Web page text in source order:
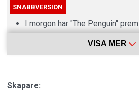
SNABBVERSION
I morgon har "The Penguin"
Nästa avsnitt släpps först
september.
Filmtopps Eric Diedrichs
avsnitt.
VISA MER
Skapare: